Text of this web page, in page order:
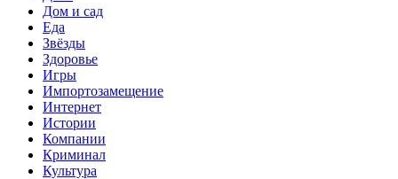
Дом и сад
Еда
Звёзды
Здоровье
Игры
Импортозамещение
Интернет
Истории
Компании
Криминал
Культура